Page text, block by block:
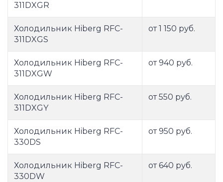
311DXGR
Холодильник Hiberg RFC-
311DXGS
от 1 150 руб.
Холодильник Hiberg RFC-
311DXGW
от 940 руб.
Холодильник Hiberg RFC-
311DXGY
от 550 руб.
Холодильник Hiberg RFC-
330DS
от 950 руб.
Холодильник Hiberg RFC-
330DW
от 640 руб.